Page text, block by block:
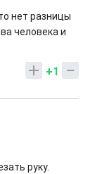
нет разницы
человека и
+1
руку.